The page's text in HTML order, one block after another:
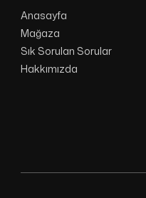
Anasayfa
Mağaza
Sık Sorulan Sorular
Hakkımızda